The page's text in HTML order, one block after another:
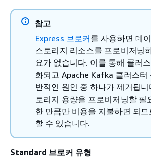
참고
Express 브로커를 사용하면 데
스토리지 리소스를 프로비저닝
요가 없습니다. 이를 통해 클러
화되고 Apache Kafka 클러스터
반적인 원인 중 하나가 제거됩
토리지 용량을 프로비저닝할 필
한 만큼만 비용을 지불하면 되
할 수 있습니다.
Standard 브로커 유형